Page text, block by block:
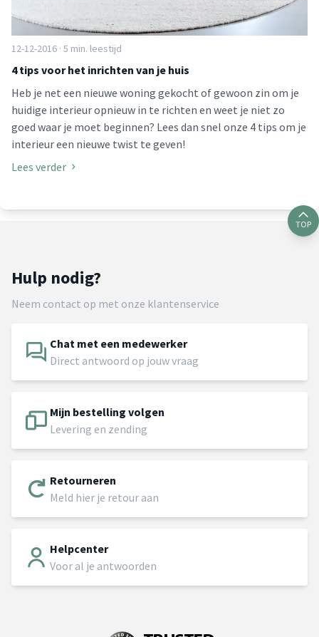
12-12-2016 · 5 min. leestijd
4 tips voor het inrichten van je huis
Heb je net een nieuwe woning gekocht of gewoon zin om je
huidige interieur opnieuw in te richten en weet je niet zo
goed waar je moet beginnen? Lees dan snel onze 4 tips om je
interieur een nieuwe twist te geven!
Lees verder
TOP
Hulp nodig?
Neem contact op met onze klantenservice
Chat met een medewerker
Direct antwoord op jouw vraag
Mijn bestelling volgen
Levering en zending
Retourneren
Meld hier je retour aan
Helpcenter
Voor al je antwoorden